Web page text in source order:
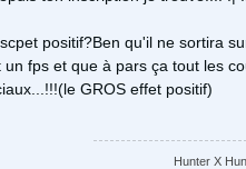
positif?Ben qu'il ne sortira
un fps et que à pars ça tout les
GROS effet positif)
Hunter X